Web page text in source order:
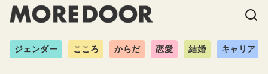
ジェンダー こころ からだ 恋愛 結婚 キャリア